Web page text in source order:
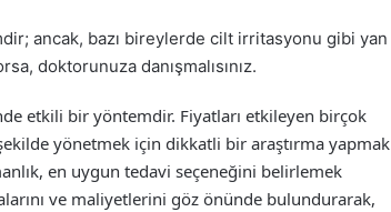
ancak, bazı bireylerde cilt irritasyonu gibi yan
doktorunuza danışmalısınız.
etkili bir yöntemdir. Fiyatları etkileyen birçok
yönetmek için dikkatli bir araştırma yapmak
en uygun tedavi seçeneğini belirlemek
ve maliyetlerini göz önünde bulundurarak,